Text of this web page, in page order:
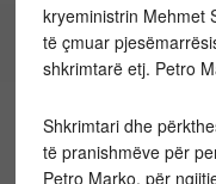
kryeministrin Mehmet
të çmuar
shkrimtarë etj. Petro
Shkrimtari dhe
të pranishmëve për
Petro Marko, për